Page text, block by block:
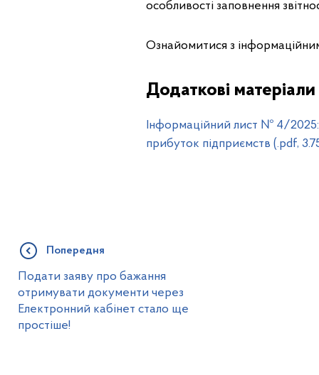
особливості заповнення
Ознайомитися з
Додаткові матеріали
Інформаційний лист № 4/2025:
прибуток підприємств (.pdf,
Попередня
Подати заяву про бажання
отримувати документи через
Електронний кабінет стало ще
простіше!